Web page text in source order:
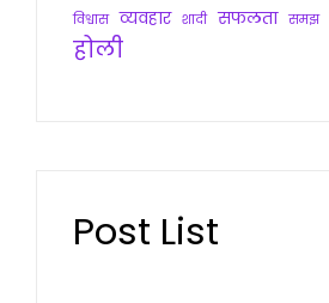
विश्वास व्यवहार शादी सफलता समझ
होली
Post List